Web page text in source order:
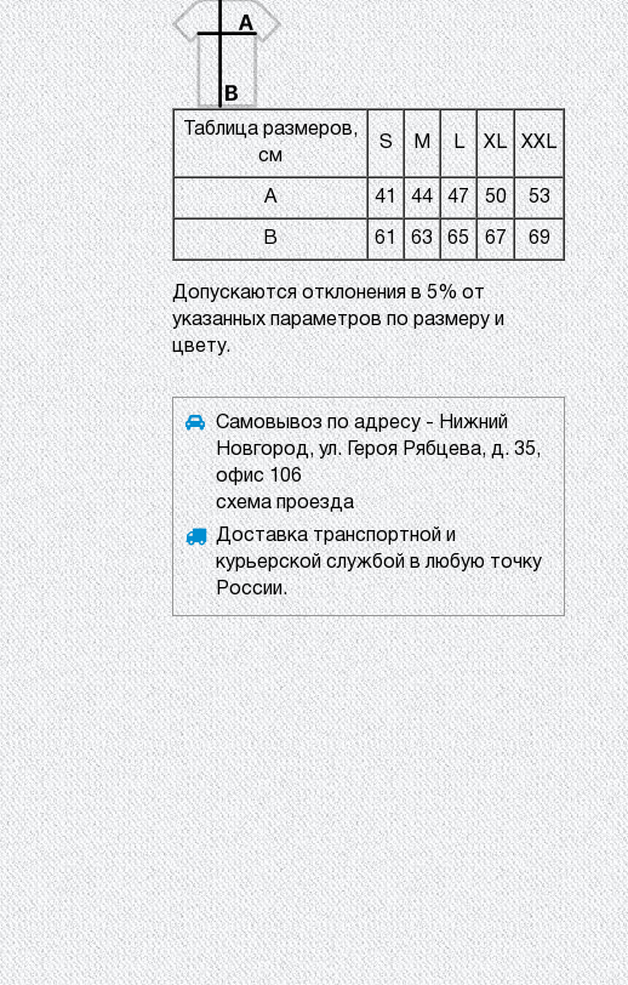
Таблица размеров,
см
S M L XL XXL
A 41 44 47 50 53
B 61 63 65 67 69
Допускаются отклонения в 5% от
указанных параметров по размеру и
цвету.
Самовывоз по адресу - Нижний
Новгород, ул. Героя Рябцева, д. 35,
офис 106
схема проезда
Доставка транспортной и
курьерской службой в любую точку
России.